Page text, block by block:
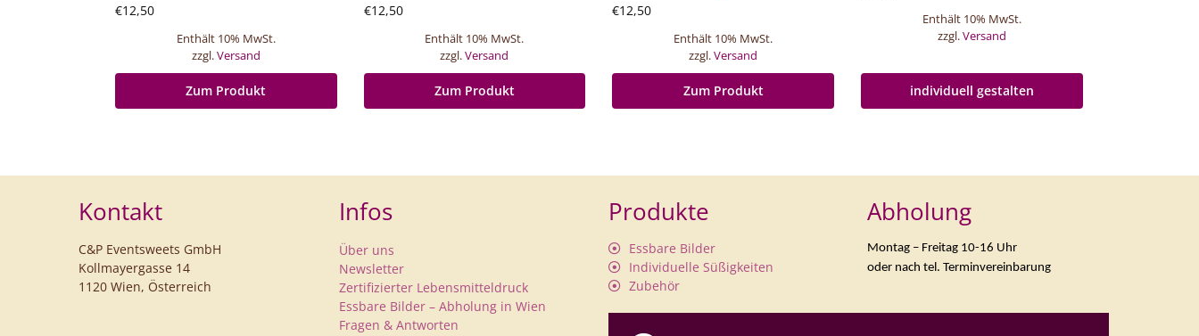
€12,50
Enthält 10% MwSt.
zzgl.Versand
Zum Produkt
€12,50
Enthält 10% MwSt.
zzgl.Versand
Zum Produkt
€12,50
Enthält 10% MwSt.
zzgl.Versand
Zum Produkt
Enthält 10% MwSt.
zzgl.Versand
individuell gestalten
Kontakt
C&P Eventsweets GmbH
Kollmayergasse 14
1120 Wien, Österreich
Infos
Über uns
Newsletter
Zertifizierter Lebensmitteldruck
Essbare Bilder – Abholung in Wien
Fragen & Antworten
Produkte
Essbare Bilder
Individuelle Süßigkeiten
Zubehör
Abholung
Montag – Freitag 10-16 Uhr
oder nach tel. Terminvereinbarung